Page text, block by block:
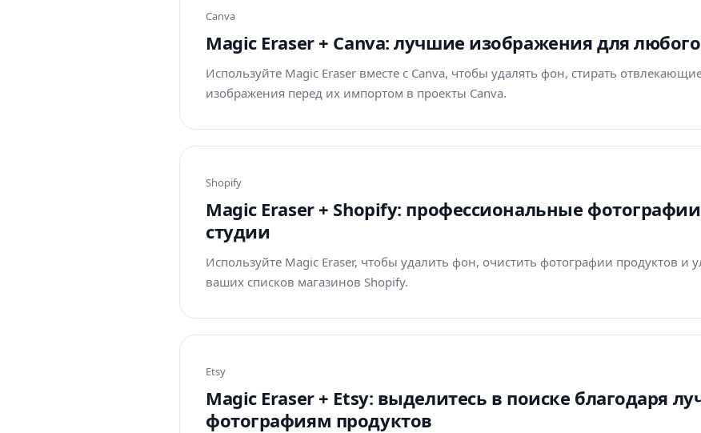
Canva
Magic Eraser + Canva: лучшие изображения для
Используйте Magic Eraser вместе с Canva, чтобы удалять фон, стирать
изображения перед их импортом в проекты Canva.
Shopify
Magic Eraser + Shopify: профессиональные
студии
Используйте Magic Eraser, чтобы удалить фон, очистить фотографии продуктов и
ваших списков магазинов Shopify.
Etsy
Magic Eraser + Etsy: выделитесь в поиске благодаря
фотографиям продуктов